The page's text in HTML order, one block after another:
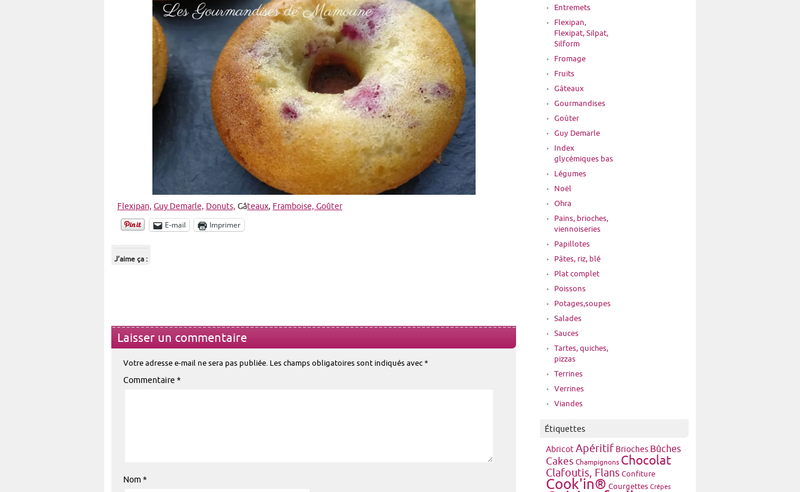
Flexipan, Guy Demarle, Donuts, Gâteaux, Framboise, Goûter
E-mail Imprimer
J’aime ça :
Laisser un commentaire
Votre adresse e-mail ne sera pas publiée. Les champs obligatoires sont indiqués avec *
Commentaire *
Nom *
Entremets
Flexipan,
Flexipat, Silpat,
Silform
Fromage
Fruits
Gâteaux
Gourmandises
Goûter
Guy Demarle
Index
glycémiques bas
Légumes
Noël
Ohra
Pains, brioches,
viennoiseries
Papillotes
Pâtes, riz, blé
Plat complet
Poissons
Potages,soupes
Salades
Sauces
Tartes, quiches,
pizzas
Terrines
Verrines
Viandes
Étiquettes
Abricot Apéritif Brioches Bûches
Cakes Champignons Chocolat
Clafoutis, Flans Confiture
Cook'in® Courgettes Crêpes